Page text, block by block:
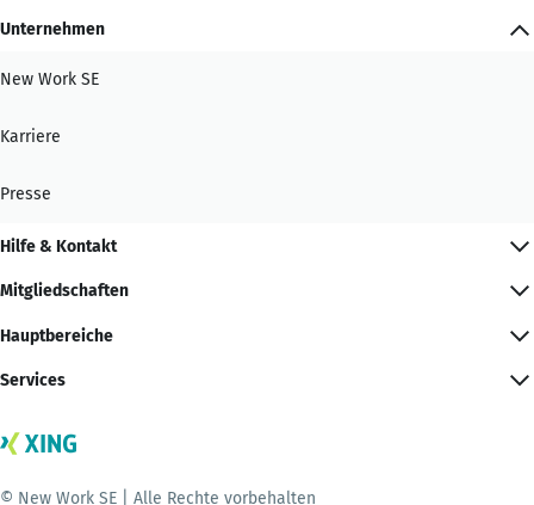
Unternehmen
New Work SE
Karriere
Presse
Hilfe & Kontakt
Mitgliedschaften
Hauptbereiche
Services
© New Work SE | Alle Rechte vorbehalten